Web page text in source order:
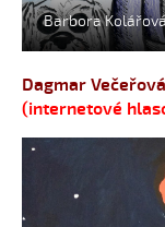
Barbora
Dagmar
(internetové